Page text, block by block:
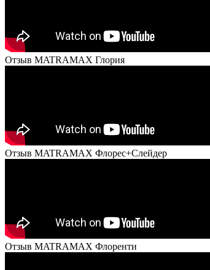
Отзыв MATRAMAX Глория
Отзыв MATRAMAX Флорес+Слейдер
Отзыв MATRAMAX Флоренти